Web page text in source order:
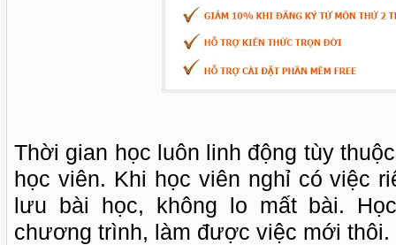
Thời gian học luôn linh động tùy
học viên. Khi học viên nghỉ có việc
lưu bài học, không lo mất bài.
chương trình, làm được việc mới thôi.